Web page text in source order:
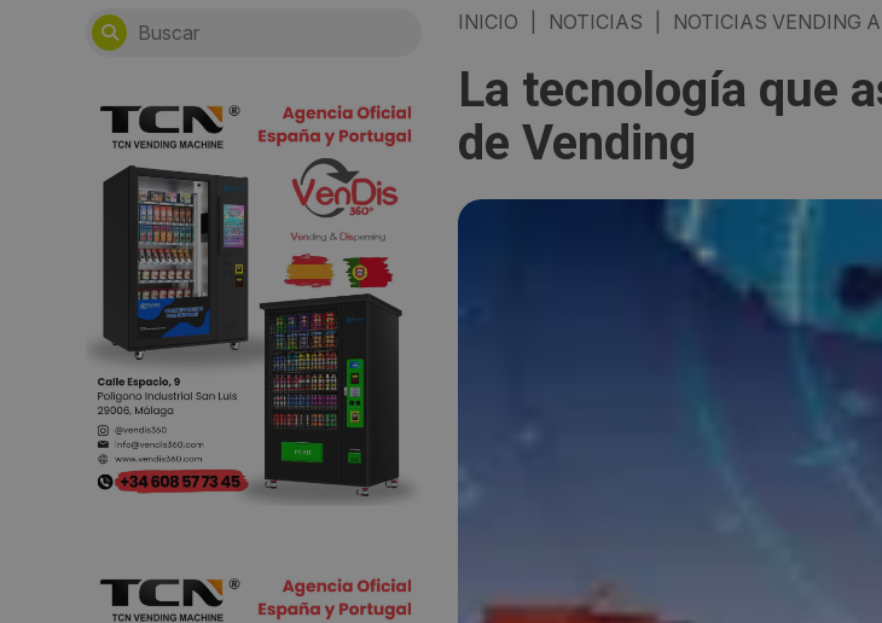
INICIO NOTICIAS NOTICIAS VENDING
La tecnología que
de Vending